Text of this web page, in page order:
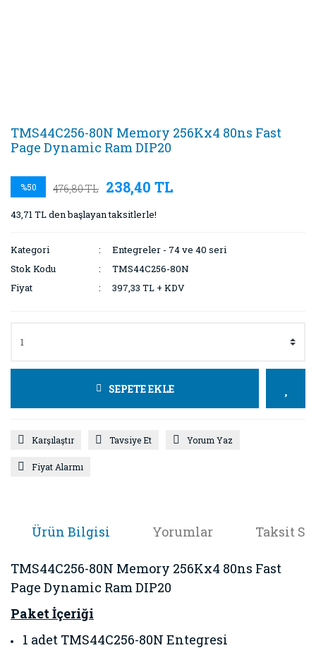
TMS44C256-80N Memory 256Kx4 80ns Fast
Page Dynamic Ram DIP20
%50 476,80 TL 238,40 TL
43,71 TL den başlayan taksitlerle!
Kategori
Entegreler - 74 ve 40 seri
Stok Kodu
TMS44C256-80N
Fiyat
397,33 TL + KDV
SEPETE EKLE
Karşılaştır Tavsiye Et Yorum Yaz
Fiyat Alarmı
Ürün Bilgisi Yorumlar Taksit
TMS44C256-80N Memory 256Kx4 80ns Fast
Page Dynamic Ram DIP20
Paket İçeriği
1 adet TMS44C256-80N Entegresi